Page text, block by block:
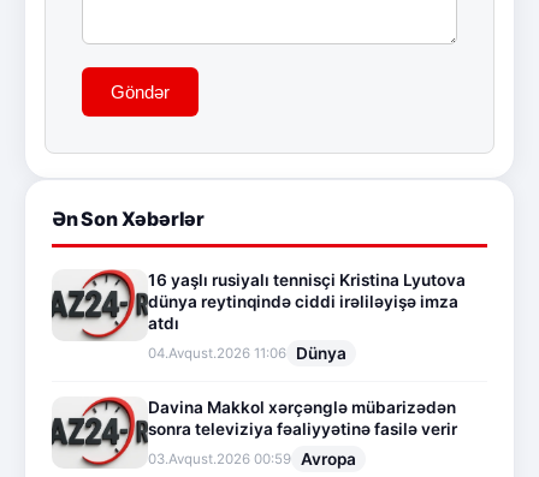
Göndər
Ən Son Xəbərlər
16 yaşlı rusiyalı tennisçi Kristina Lyutova
dünya reytinqində ciddi irəliləyişə imza
atdı
04.Avqust.2026 11:06 Dünya
Davina Makkol xərçənglə mübarizədən
sonra televiziya fəaliyyətinə fasilə verir
03.Avqust.2026 00:59 Avropa